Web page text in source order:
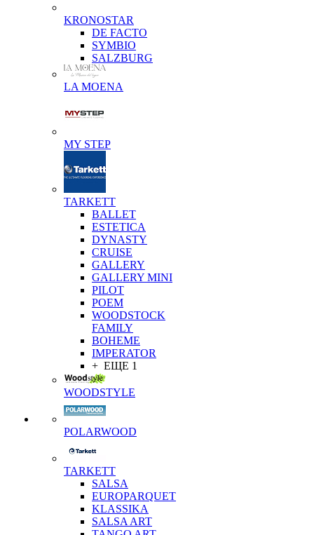
KRONOSTAR
DE FACTO
SYMBIO
SALZBURG
LA MOENA
MY STEP
TARKETT
BALLET
ESTETICA
DYNASTY
CRUISE
GALLERY
GALLERY MINI
PILOT
POEM
WOODSTOCK
FAMILY
BOHEME
IMPERATOR
+ ЕЩЕ 1
WOODSTYLE
POLARWOOD
TARKETT
SALSA
EUROPARQUET
KLASSIKA
SALSA ART